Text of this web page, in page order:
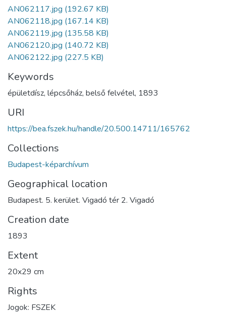
AN062117.jpg (192.67 KB)
AN062118.jpg (167.14 KB)
AN062119.jpg (135.58 KB)
AN062120.jpg (140.72 KB)
AN062122.jpg (227.5 KB)
Keywords
épületdísz, lépcsőház, belső felvétel, 1893
URI
https://bea.fszek.hu/handle/20.500.14711/165762
Collections
Budapest-képarchívum
Geographical location
Budapest. 5. kerület. Vigadó tér 2. Vigadó
Creation date
1893
Extent
20x29 cm
Rights
Jogok: FSZEK